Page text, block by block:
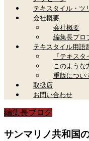
テキスタイル・ツ
会社概要
会社概要
編集長プロ
テキスタイル用語
『テキス
このような
重版につい
取扱店
お問い合わせ
編集長ブログ
サンマリノ共和国